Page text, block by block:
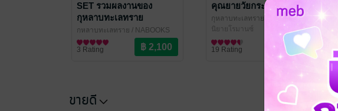
SET รวมผลงานของ
กุหลาบทะเลทราย
กุหลาบทะเลทราย / NABOOKS
นิยายโรมานซ์
3 Rating
คุณยายวัยกระเตาะ
กุหลาบทะเลทราย / NABOOKS
นิยายโรมานซ์
19 Rating
ขายดี